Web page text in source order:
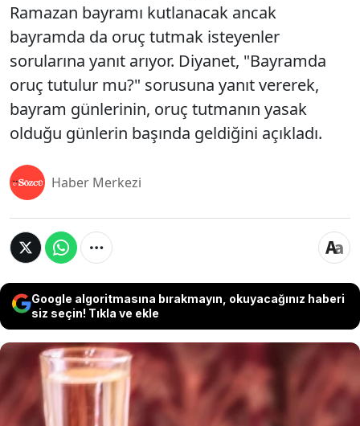
Ramazan bayramı kutlanacak ancak
bayramda da oruç tutmak isteyenler
sorularına yanıt arıyor. Diyanet, "Bayramda
oruç tutulur mu?" sorusuna yanıt vererek,
bayram günlerinin, oruç tutmanın yasak
olduğu günlerin başında geldiğini açıkladı.
Haber Merkezi
Google algoritmasına bırakmayın, okuyacağınız haberi
siz seçin! Tıkla ve ekle
Ramazan ayı ardından üç gün sürecek Ramazan
bayramı kutlanacak ancak bayramda da oruç